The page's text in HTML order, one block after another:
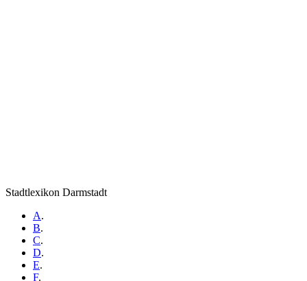
Stadtlexikon Darmstadt
A.
B.
C.
D.
E.
F.